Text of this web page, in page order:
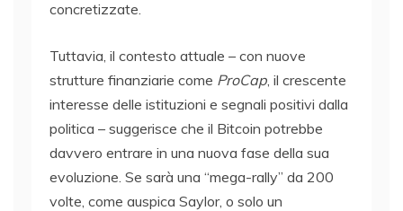
concretizzate.
Tuttavia, il contesto attuale – con nuove
strutture finanziarie come ProCap , il crescente
interesse delle istituzioni e segnali positivi dalla
politica – suggerisce che il Bitcoin potrebbe
davvero entrare in una nuova fase della sua
evoluzione. Se sarà una “mega-rally” da 200
volte, come auspica Saylor, o solo un